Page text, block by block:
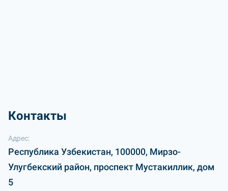
Контакты
Адрес:
Республика Узбекистан, 100000, Мирзо-
Улугбекский район, проспект Мустакиллик, дом
5